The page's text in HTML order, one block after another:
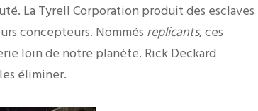
La Tyrell Corporation produit des esclaves
concepteurs. Nommés replicants, ces
loin de notre planète. Rick Deckard
éliminer.